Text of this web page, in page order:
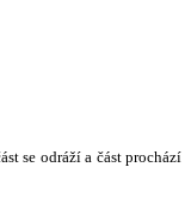
se odráží a část prochází